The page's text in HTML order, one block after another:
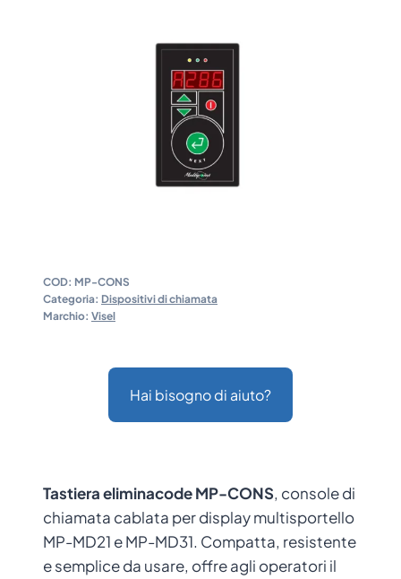
COD: MP-CONS
Categoria: Dispositivi di chiamata
Marchio: Visel
Hai bisogno di aiuto?
Tastiera eliminacode MP-CONS, console di
chiamata cablata per display multisportello
MP-MD21 e MP-MD31. Compatta, resistente
e semplice da usare, offre agli operatori il